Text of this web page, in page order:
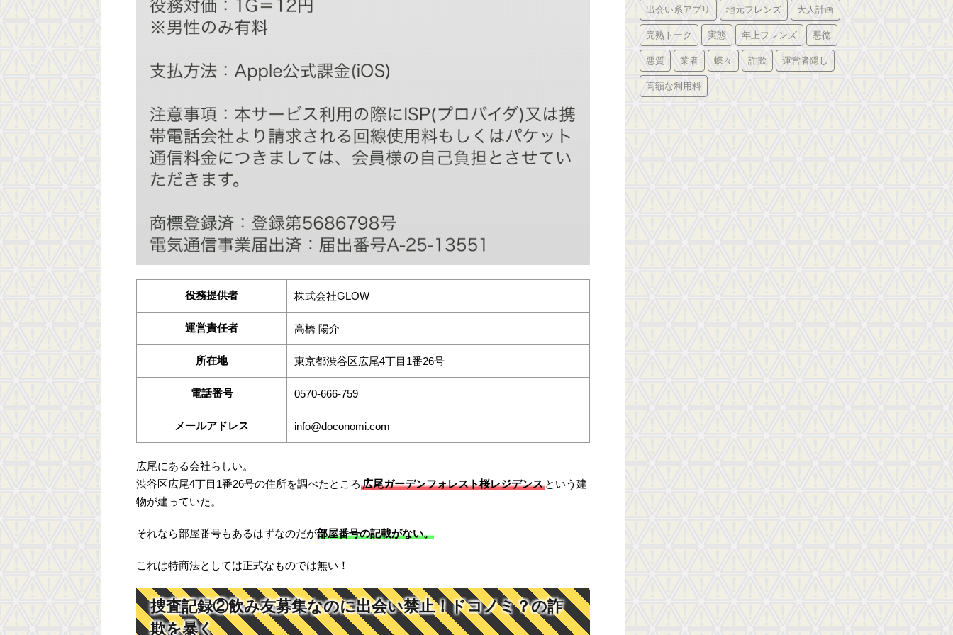
役務提供者 株式会社GLOW
運営責任者 高橋 陽介
所在地 東京都渋谷区広尾4丁目1番26号
電話番号 0570-666-759
メールアドレス info@doconomi.com
広尾にある会社らしい。
渋谷区広尾4丁目1番26号の住所を調べたところ 広尾ガーデンフォレスト桜レジデンス という建
物が建っていた。
それなら部屋番号もあるはずなのだが部屋番号の記載がない。
これは特商法としては正式なものでは無い！
捜査記録②飲み友募集なのに出会い禁止！ドコノミ？の詐
欺を暴く
出会い系アプリ 地元フレンズ 大人計画
完熟トーク 実態 年上フレンズ 悪徳
悪質 業者 蝶々 詐欺 運営者隠し
高額な利用料